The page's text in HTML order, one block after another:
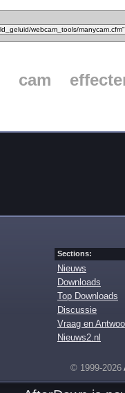
cam
Sections:
Nieuws
Downloads
Top Downloads
Discussie
Vraag en
Nieuws2.nl
© 1999-2026